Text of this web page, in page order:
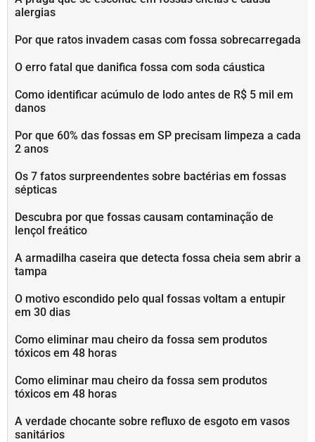
alergias
Por que ratos invadem casas com fossa sobrecarregada
O erro fatal que danifica fossa com soda cáustica
Como identificar acúmulo de lodo antes de R$ 5 mil em
danos
Por que 60% das fossas em SP precisam limpeza a cada
2 anos
Os 7 fatos surpreendentes sobre bactérias em fossas
sépticas
Descubra por que fossas causam contaminação de
lençol freático
A armadilha caseira que detecta fossa cheia sem abrir a
tampa
O motivo escondido pelo qual fossas voltam a entupir
em 30 dias
Como eliminar mau cheiro da fossa sem produtos
tóxicos em 48 horas
Como eliminar mau cheiro da fossa sem produtos
tóxicos em 48 horas
A verdade chocante sobre refluxo de esgoto em vasos
sanitários